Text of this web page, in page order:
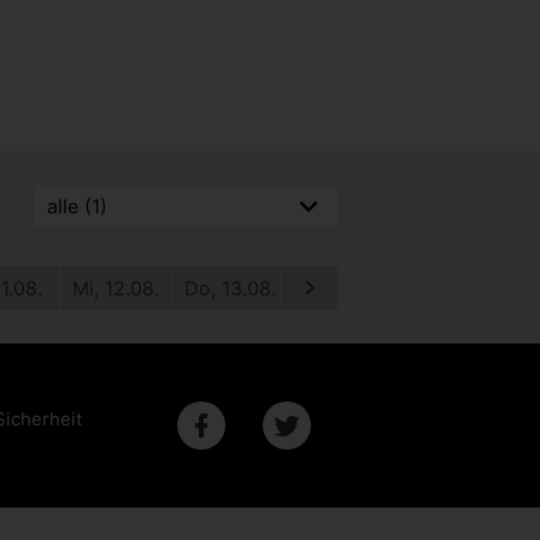
Mi, 12.08. Do, 13.08. Fr, 14.08.